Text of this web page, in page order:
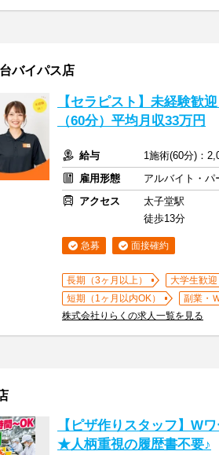
バイパス店
【セラピスト】未経験歓
（60分）平均月収33万円
給与
1施術(60分)：
雇用形態
アルバイト・パ
アクセス
太子堂駅
徒歩13分
急募 面接確約
長期（3ヶ月以上） 大学生歓迎
短期（1ヶ月以内OK）
副業・
株式会社りらくの求人一覧を見る
【ピザ作りスタッフ】W
★人柄重視の履歴書不要♪